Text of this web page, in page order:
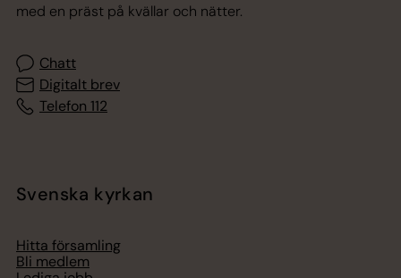
med en präst på kvällar och nätter.
Chatt
Digitalt brev
Telefon 112
Svenska kyrkan
Hitta församling
Bli medlem